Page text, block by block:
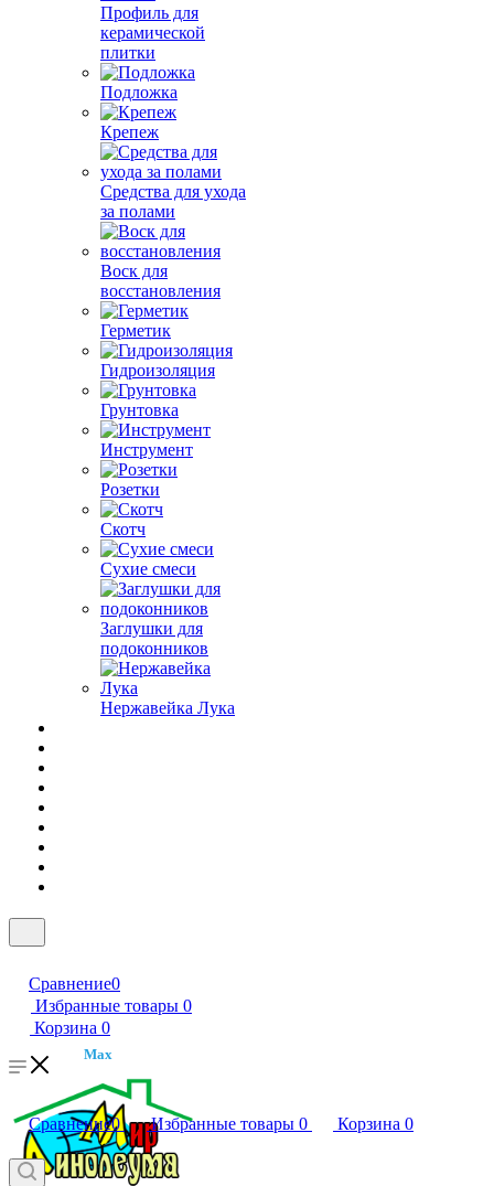
Профиль для
керамической
плитки
Подложка
Крепеж
Средства для ухода
за полами
Воск для
восстановления
Герметик
Гидроизоляция
Грунтовка
Инструмент
Розетки
Скотч
Сухие смеси
Заглушки для
подоконников
Нержавейка Лука
Сравнение0
Избранные товары 0
Корзина 0
Max
Сравнение0 Избранные товары 0 Корзина 0